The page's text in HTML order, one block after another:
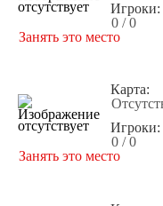
Игроки:
0 / 0
Занять это место
Карта:
Игроки:
0 / 0
Занять это место